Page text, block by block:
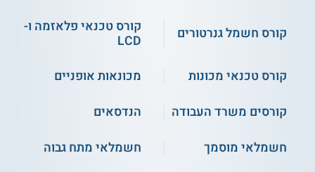
קורס חשמל גנרטורים
קורס טכנאי פלאזמה ו-
LCD
קורס טכנאי מכונות
מכונאות אופניים
קורסים משרד העבודה
הנדסאים
חשמלאי מוסמך
חשמלאי מתח גבוה